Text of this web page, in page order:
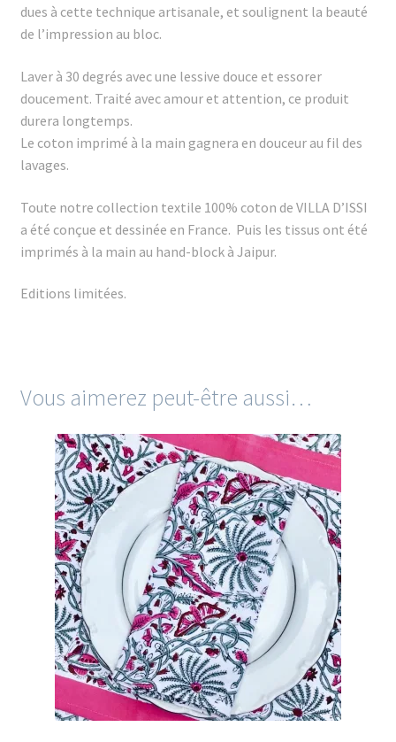
dues à cette technique artisanale, et soulignent la beauté
de l’impression au bloc.
Laver à 30 degrés avec une lessive douce et essorer
doucement. Traité avec amour et attention, ce produit
durera longtemps.
Le coton imprimé à la main gagnera en douceur au fil des
lavages.
Toute notre collection textile 100% coton de VILLA D’ISSI
a été conçue et dessinée en France. Puis les tissus ont été
imprimés à la main au hand-block à Jaipur.
Editions limitées.
Vous aimerez peut-être aussi…